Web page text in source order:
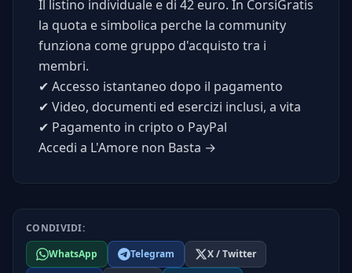
Il listino individuale e di 42 euro. In CorsiGratis
la quota e simbolica perche la community
funziona come gruppo d'acquisto tra i
membri.
✔ Accesso istantaneo dopo il pagamento
✔ Video, documenti ed esercizi inclusi, a vita
✔ Pagamento in cripto o PayPal
Accedi a L'Amore non Basta →
CONDIVIDI:
WhatsApp
Telegram
X / Twitter